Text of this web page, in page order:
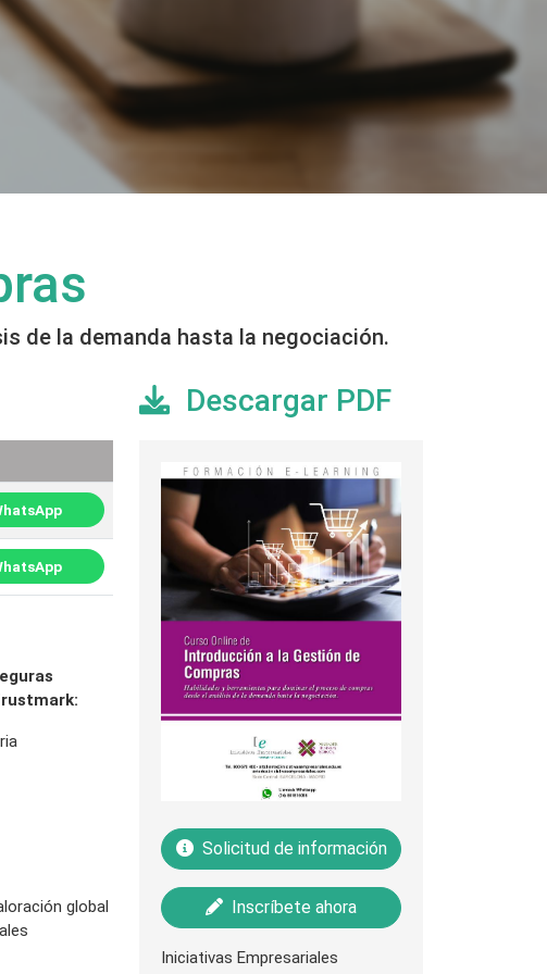
de la demanda hasta la negociación.
global
Descargar PDF
Solicitud de información
Inscríbete ahora
Iniciativas Empresariales